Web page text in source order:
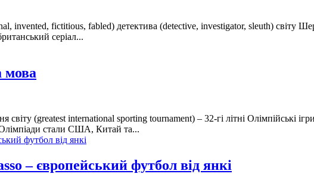
invented, fictitious, fabled) детектива (detective, investigator, sleuth) світу
серіал...
мова
світу (greatest international sporting tournament) – 32-гі літні Олімпійські
стали США, Китай та...
– європейський футбол від янкі